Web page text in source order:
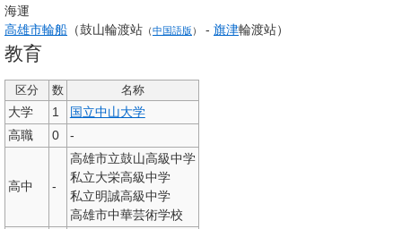
海運
高雄市輪船 （鼓山輪渡站 （中国語版 ） - 旗津輪渡站）
教育
区分 数 名称
大学 1
国立中山大学
高職
0 -
高中 -
高雄市立鼓山高級中学
私立大栄高級中学
私立明誠高級中学
高雄市中華芸術学校